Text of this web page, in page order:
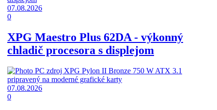
07.08.2026
0
XPG Maestro Plus 62DA - výkonný
chladič procesora s displejom
07.08.2026
0